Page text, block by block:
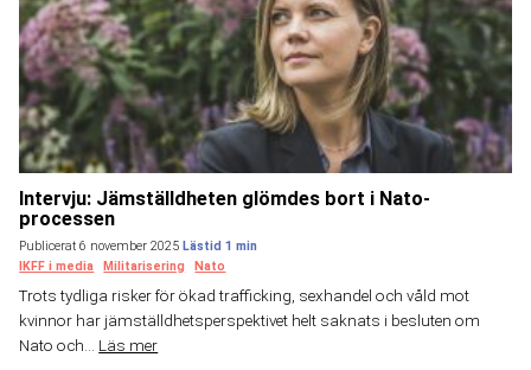
Intervju: Jämställdheten glömdes bort i Nato-
processen
Publicerat 6 november 2025
IKFF i media
Militarisering Nato
Trots tydliga risker för ökad trafficking, sexhandel och våld mot
kvinnor har jämställdhetsperspektivet helt saknats i besluten om
Nato och... Läs mer